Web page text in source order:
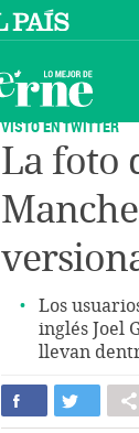
VISTO EN TWITTER
La foto
Los
inglés Joel
llevan